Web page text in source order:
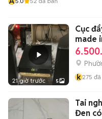
21 giờ trước 5
Cục
made
k 275 đã
Tai
Đen